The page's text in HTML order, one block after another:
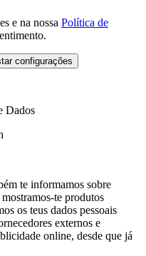
e na nossa Política de
configurações
Dados
te informamos sobre
te produtos
os teus dados pessoais
externos e
online, desde que já